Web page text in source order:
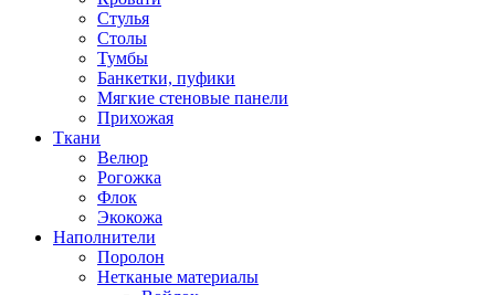
Стулья
Столы
Тумбы
Банкетки, пуфики
Мягкие стеновые панели
Прихожая
Ткани
Велюр
Рогожка
Флок
Экокожа
Наполнители
Поролон
Нетканые материалы